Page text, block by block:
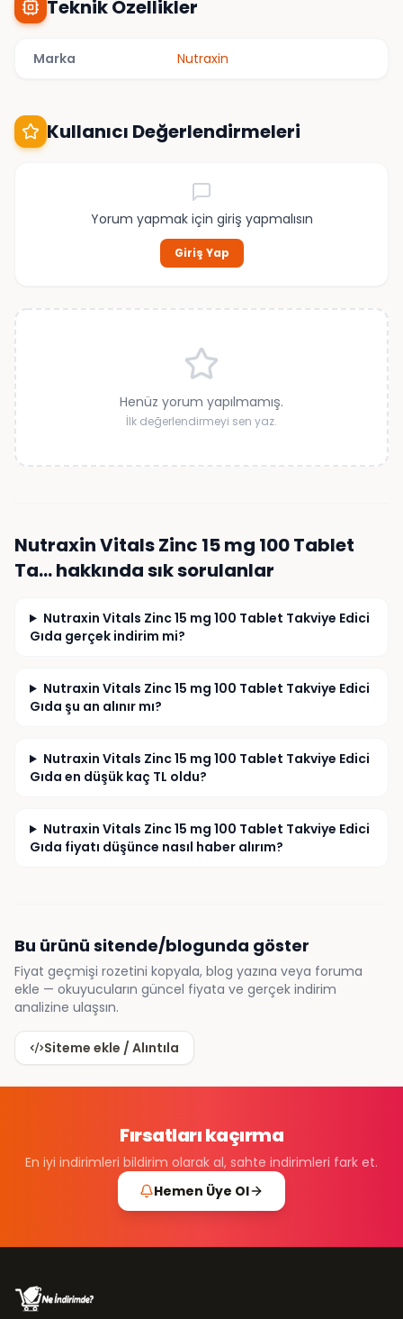
Teknik Özellikler
Marka Nutraxin
Kullanıcı Değerlendirmeleri
Yorum yapmak için giriş yapmalısın
Giriş Yap
Henüz yorum yapılmamış.
İlk değerlendirmeyi sen yaz.
Nutraxin Vitals Zinc 15 mg 100 Tablet
Ta…hakkında sık sorulanlar
Nutraxin Vitals Zinc 15 mg 100 Tablet Takviye Edici
Gıda gerçek indirim mi?
Nutraxin Vitals Zinc 15 mg 100 Tablet Takviye Edici
Gıda şu an alınır mı?
Nutraxin Vitals Zinc 15 mg 100 Tablet Takviye Edici
Gıda en düşük kaç TL oldu?
Nutraxin Vitals Zinc 15 mg 100 Tablet Takviye Edici
Gıda fiyatı düşünce nasıl haber alırım?
Bu ürünü sitende/blogunda göster
Fiyat geçmişi rozetini kopyala, blog yazına veya foruma
ekle — okuyucuların güncel fiyata ve gerçek indirim
analizine ulaşsın.
Siteme ekle / Alıntıla
Fırsatları kaçırma
En iyi indirimleri bildirim olarak al, sahte indirimleri fark et.
Hemen Üye Ol